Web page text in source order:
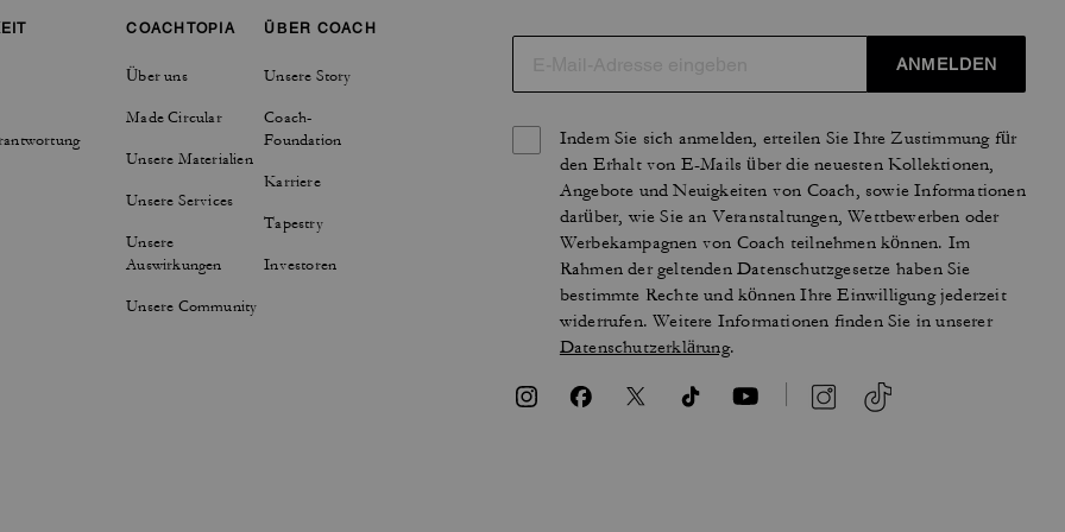
COACHTOPIA
Über uns
Made Circular
Unsere Materialien
Unsere Services
Unsere
Auswirkungen
Unsere Community
ÜBER COACH
Unsere Story
Coach-
Foundation
Karriere
Tapestry
Investoren
ANMELDEN
Indem Sie sich anmelden, erteilen Sie Ihre Zustimmung für
den Erhalt von E-Mails über die neuesten Kollektionen,
Angebote und Neuigkeiten von Coach, sowie Informationen
darüber, wie Sie an Veranstaltungen, Wettbewerben oder
Werbekampagnen von Coach teilnehmen können. Im
Rahmen der geltenden Datenschutzgesetze haben Sie
bestimmte Rechte und können Ihre Einwilligung jederzeit
widerrufen. Weitere Informationen finden Sie in unserer
Datenschutzerklärung.